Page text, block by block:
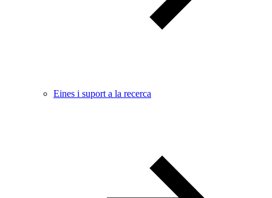
Eines i suport a la recerca